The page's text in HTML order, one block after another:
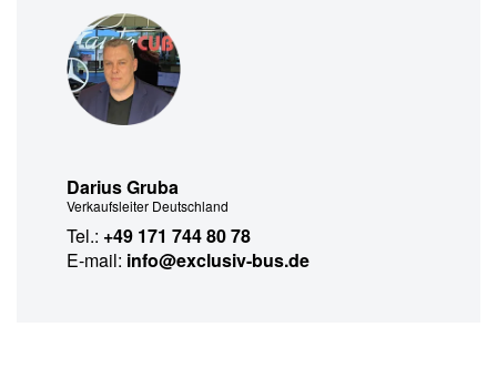
Darius Gruba
Verkaufsleiter Deutschland
Tel.: +49 171 744 80 78
E-mail: info@exclusiv-bus.de